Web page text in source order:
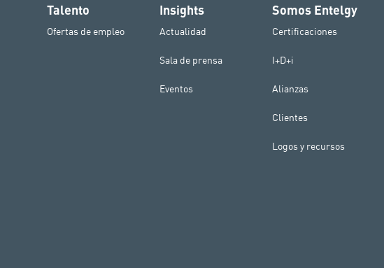
Talento
Ofertas de empleo
Insights
Actualidad
Sala de prensa
Eventos
Somos Entelgy
Certificaciones
I+D+i
Alianzas
Clientes
Logos y recursos